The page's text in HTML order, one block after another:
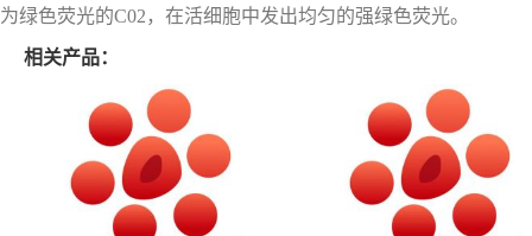
为绿色荧光的C02，在活细胞中发出均匀的强绿色荧光。
相关产品：